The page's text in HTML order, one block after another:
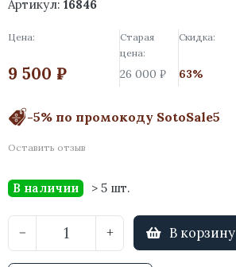
Артикул: 16846
Цена:
9 500 ₽
Старая
цена:
26 000 ₽
Скидка:
63%
-5% по промокоду SotoSale5
Оставить отзыв
В наличии > 5 шт.
− + В корзину